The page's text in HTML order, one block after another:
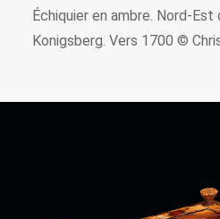
Échiquier en ambre. Nord-Est
Konigsberg. Vers 1700 ©